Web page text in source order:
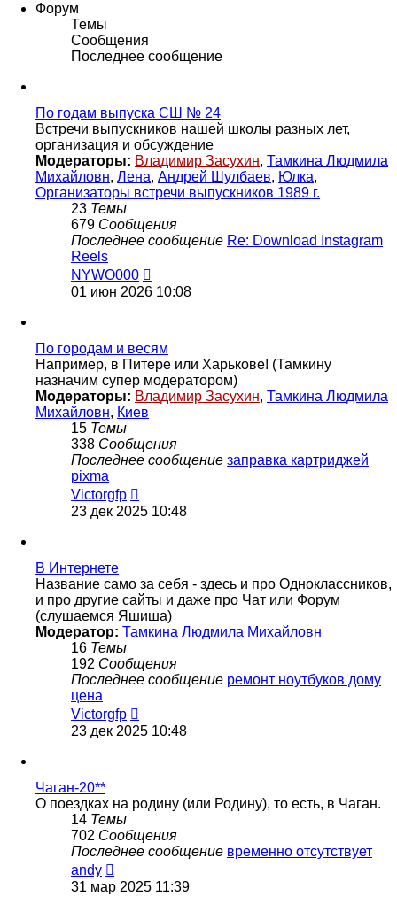
Форум
Темы
Сообщения
Последнее сообщение
По годам выпуска СШ № 24
Встречи выпускников нашей школы разных лет,
организация и обсуждение
Модераторы: Владимир Засухин, Тамкина Людмила
Михайловн, Лена, Андрей Шулбаев, Юлка,
Организаторы встречи выпускников 1989 г.
23 Темы
679 Сообщения
Последнее сообщение Re: Download Instagram
Reels
NYWO000
к
01 июн 2026 10:08
По городам и весям
Например, в Питере или Харькове! (Тамкину
назначим супер модератором)
Модераторы: Владимир Засухин, Тамкина Людмила
Михайловн, Киев
15 Темы
338 Сообщения
Последнее сообщение заправка картриджей
pixma
Victorgfp
к
23 дек 2025 10:48
В Интернете
Название само за себя - здесь и про Одноклассников,
и про другие сайты и даже про Чат или Форум
(слушаемся Яшиша)
Модератор: Тамкина Людмила Михайловн
16 Темы
192 Сообщения
Последнее сообщение ремонт ноутбуков дому
цена
Victorgfp
к
23 дек 2025 10:48
Чаган-20**
О поездках на родину (или Родину), то есть, в Чаган.
14 Темы
702 Сообщения
Последнее сообщение временно отсутствует
andy
к
31 мар 2025 11:39